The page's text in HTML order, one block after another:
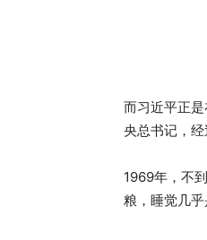
而习近平正
央总书记，经
1969年，不
粮，睡觉几乎